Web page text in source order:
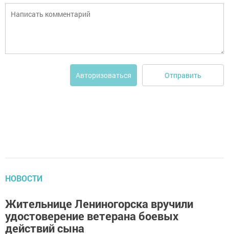
Авторизоваться Отправить
НОВОСТИ
Жительнице Лениногорска вручили
удостоверение ветерана боевых
действий сына